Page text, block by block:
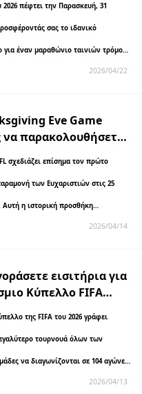
2026 πέφτει την Παρασκευή, 31
σας το ιδανικό
για έναν μαραθώνιο ταινιών τρόμου.
εξαιρετικές ταινίες τρόμου: η ταινία
2026/04/22
Eve Game
να παρακολουθήσετε
σχεδιάζει επίσημα τον πρώτο
των Ευχαριστιών στις 25
Αυτή η ιστορική προσθήκη
Ημέρα των Ευχαριστιών σε έναν2026/04/14
εισιτήρια για
Κύπελλο FIFA
της FIFA του 2026 γράφει
τουρνουά όλων των
να διαγωνίζονται σε 104 αγώνες
2026/04/13